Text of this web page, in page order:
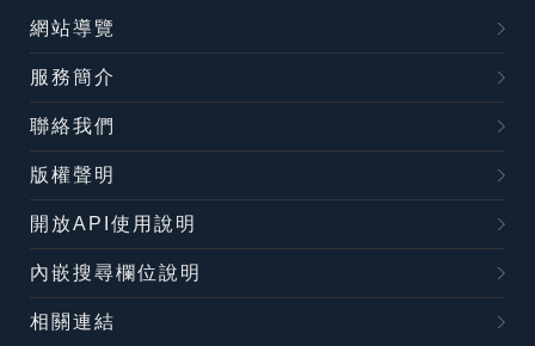
網站導覽
服務簡介
聯絡我們
版權聲明
開放API使用說明
內嵌搜尋欄位說明
相關連結